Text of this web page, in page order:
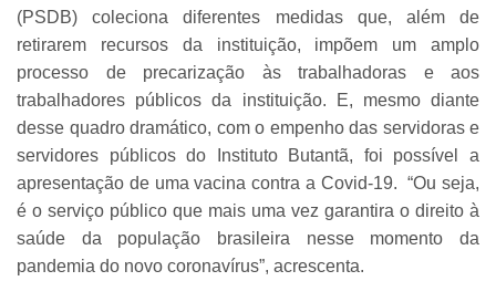
(PSDB) coleciona diferentes medidas que, além de
retirarem recursos da instituição, impõem um amplo
processo de precarização às trabalhadoras e aos
trabalhadores públicos da instituição. E, mesmo diante
desse quadro dramático, com o empenho das servidoras e
servidores públicos do Instituto Butantã, foi possível a
apresentação de uma vacina contra a Covid-19. “Ou seja,
é o serviço público que mais uma vez garantira o direito à
saúde da população brasileira nesse momento da
pandemia do novo coronavírus”, acrescenta.